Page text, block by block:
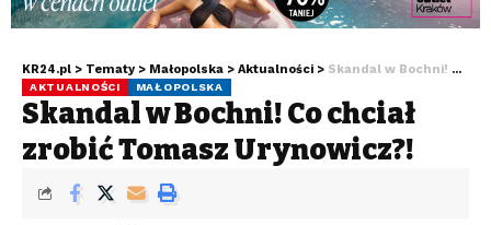
KR24.pl > Tematy > Małopolska > Aktualności > Skandal w Bochni! Co chciał zrobić Tomasz Urynowicz?!
AKTUALNOŚCI MAŁOPOLSKA
Skandal w Bochni! Co chciał
zrobić Tomasz Urynowicz?!